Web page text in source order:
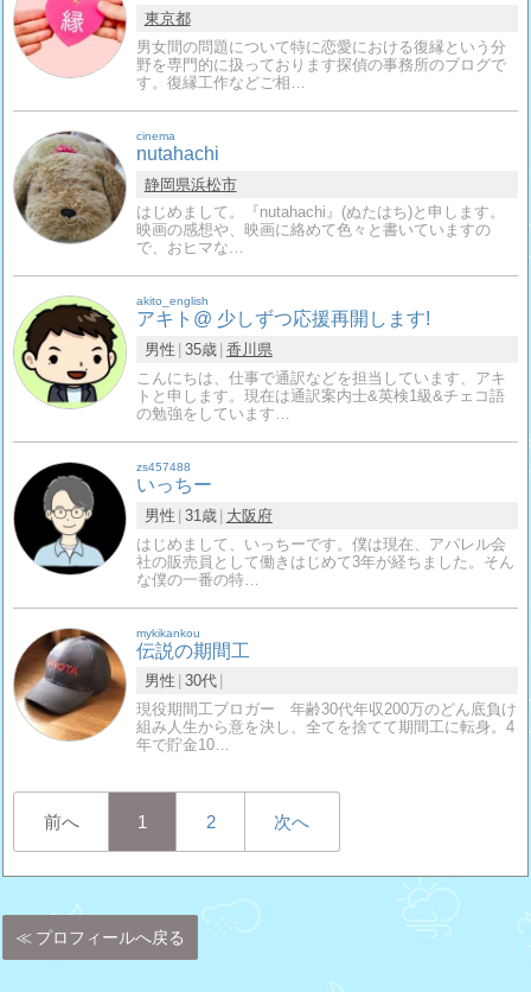
東京都
男女間の問題について特に恋愛における復縁という分
野を専門的に扱っております探偵の事務所のブログで
す。復縁工作などご相…
cinema
nutahachi
静岡県浜松市
はじめまして。『nutahachi』(ぬたはち)と申します。
映画の感想や、映画に絡めて色々と書いていますの
で、おヒマな…
akito_english
アキト@ 少しずつ応援再開します!
男性 35歳 香川県
こんにちは、仕事で通訳などを担当しています、アキ
トと申します。現在は通訳案内士&英検1級&チェコ語
の勉強をしています…
zs457488
いっちー
男性 31歳
大阪府
はじめまして、いっちーです。僕は現在、アパレル会
社の販売員として働きはじめて3年が経ちました。そん
な僕の一番の特…
mykikankou
伝説の期間工
男性 30代
現役期間工ブロガー 年齢30代年収200万のどん底負け
組み人生から意を決し、全てを捨てて期間工に転身。4
年で貯金10…
前へ 1 2 次へ
プロフィールへ戻る